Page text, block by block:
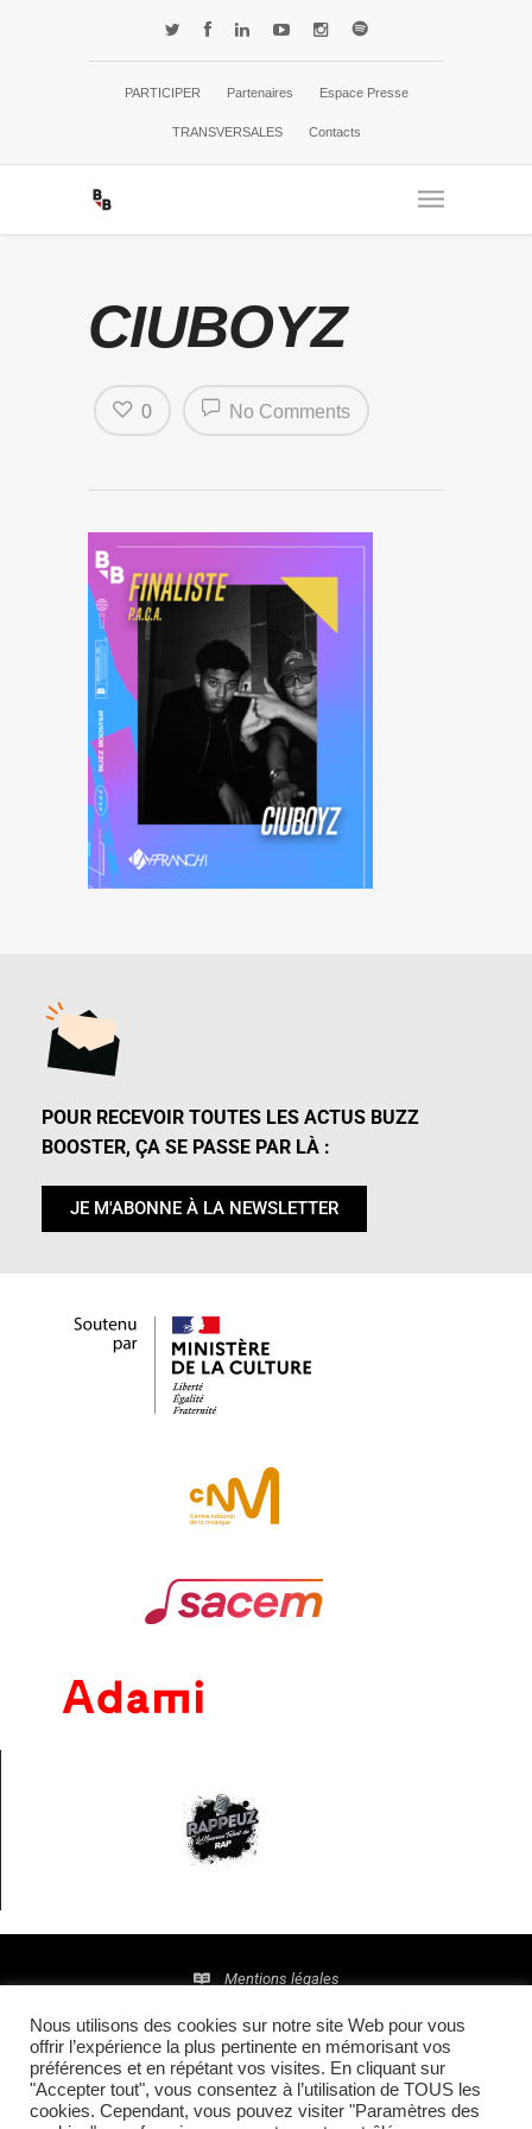
PARTICIPER Partenaires Espace Presse
TRANSVERSALES Contacts
CIUBOYZ
No Comments
0
POUR RECEVOIR TOUTES LES ACTUS BUZZ
BOOSTER, ÇA SE PASSE PAR LÀ :
JE M'ABONNE À LA NEWSLETTER
Mentions légales
Politique de confidentialité
© 2016 • Site maintenu et mis à jour parTI(E)GER
COMMUNICATION
Nous utilisons des cookies sur notre site Web pour vous
offrir l’expérience la plus pertinente en mémorisant vos
préférences et en répétant vos visites. En cliquant sur
"Accepter tout", vous consentez à l’utilisation de TOUS les
cookies. Cependant, vous pouvez visiter "Paramètres des